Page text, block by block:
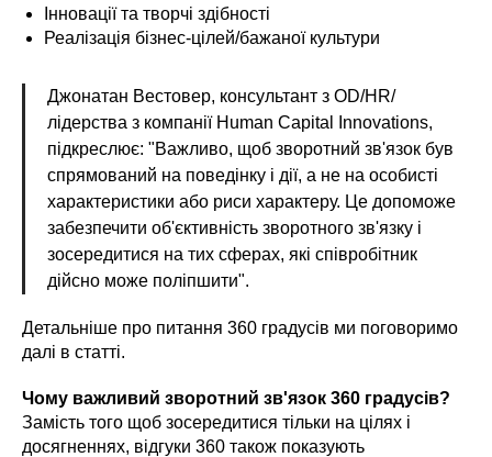
Інновації та творчі здібності
Реалізація бізнес-цілей/бажаної культури
Джонатан Вестовер, консультант з OD/HR/
лідерства з компанії Human Capital Innovations,
підкреслює: "Важливо, щоб зворотний зв'язок був
спрямований на поведінку і дії, а не на особисті
характеристики або риси характеру. Це допоможе
забезпечити об'єктивність зворотного зв'язку і
зосередитися на тих сферах, які співробітник
дійсно може поліпшити".
Детальніше про питання 360 градусів ми поговоримо
далі в статті.
Чому важливий зворотний зв'язок 360 градусів?
Замість того щоб зосередитися тільки на цілях і
досягненнях, відгуки 360 також показують